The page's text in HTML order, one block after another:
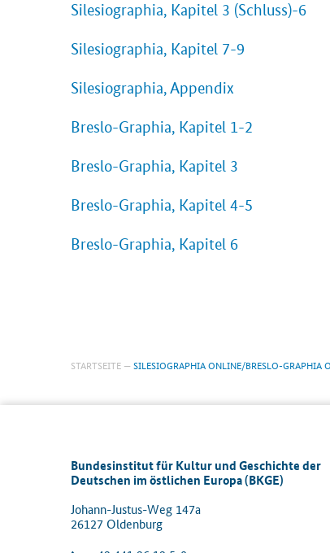
Silesiographia, Kapitel 3 (Schluss)-6
Silesiographia, Kapitel 7-9
Silesiographia, Appendix
Breslo-Graphia, Kapitel 1-2
Breslo-Graphia, Kapitel 3
Breslo-Graphia, Kapitel 4-5
Breslo-Graphia, Kapitel 6
STARTSEITE SILESIOGRAPHIA ONLINE/BRESLO-GRAPHIA
Bundesinstitut für Kultur und Geschichte der
Deutschen im östlichen Europa (BKGE)
Johann-Justus-Weg 147a
26127 Oldenburg